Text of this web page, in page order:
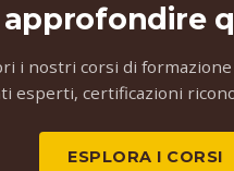
i nostri corsi di
esperti, certificazioni
ESPLORA I CORSI